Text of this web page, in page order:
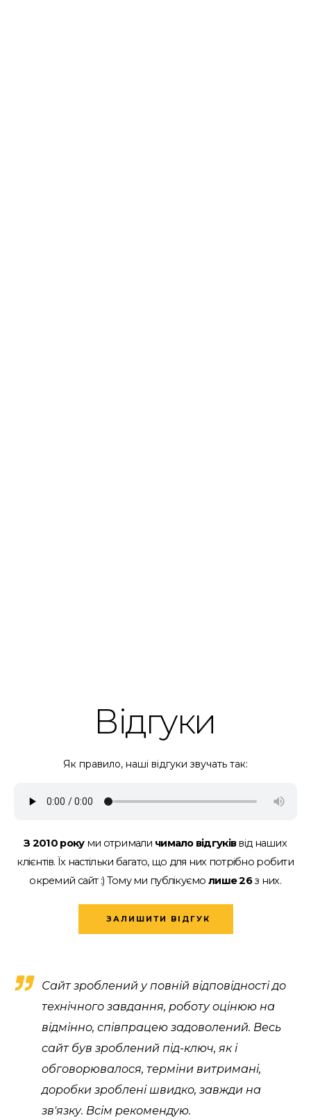
Відгуки
Як правило, наші відгуки звучать так:
З 2010 рокуми отримали чимало відгуківвід наших
клієнтів. Їх настільки багато, що для них потрібно робити
окремий сайт :) Тому ми публікуємолише 26з них.
ЗАЛИШИТИ ВІДГУК
Сайт зроблений у повній відповідності до
технічного завдання, роботу оцінюю на
відмінно, співпрацею задоволений. Весь
сайт був зроблений під-ключ, як і
обговорювалося, терміни витримані,
доробки зроблені швидко, завжди на
зв'язку. Всім рекомендую.